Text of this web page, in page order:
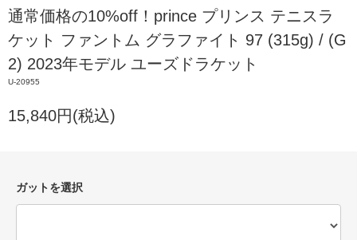
通常価格の10%off！prince プリンス テニスラ
ケット ファントム グラファイト 97 (315g) / (G
2) 2023年モデル ユーズドラケット
U-20955
15,840円(税込)
ガットを選択